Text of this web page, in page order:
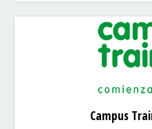
Campus